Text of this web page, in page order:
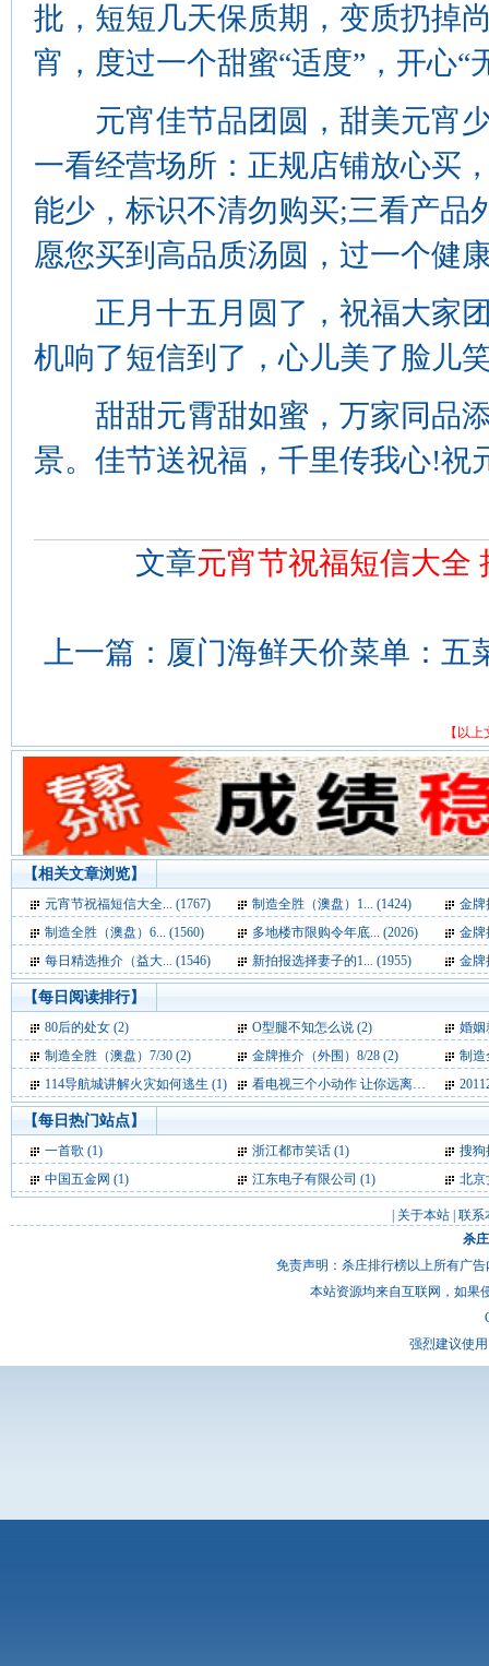
批，短短几天保质期，变质扔掉
宵，度过一个甜蜜“适度”，开心“
元宵佳节品团圆，甜美元宵少
一看经营场所：正规店铺放心买
能少，标识不清勿购买;三看产品
愿您买到高品质汤圆，过一个健
正月十五月圆了，祝福大家团
机响了短信到了，心儿美了脸儿
甜甜元霄甜如蜜，万家同品添
景。佳节送祝福，千里传我心!祝
文章元宵节祝福短信大全
上一篇： 厦门海鲜天价菜单：五
【以
【相关文章浏览】
元宵节祝福短信大全... (1767) 制造全胜（澳盘）1... (1424)
金牌
制造全胜（澳盘）6... (1560)
多地楼市限购令年底... (2026)
金牌
每日精选推介（益大... (1546)
新拍报选择妻子的1... (1955) 金牌
【每日阅读排行】
80后的处女 (2) O型腿不知怎么说 (2)
婚姻
制造全胜（澳盘）7/30 (2)
金牌推介（外围）8/28 (2)
制造
114导航城讲解火灾如何逃生 (1)
看电视三个小动作 让你远离亚健康 (1)
【每日热门站点】
一首歌 (1) 浙江都市笑话 (1)
搜狗
中国五金网 (1) 江东电子有限公司 (1) 北京
关于本站 联系
杀
免责声明：杀庄排行榜以上所有广
本站资源均来自互联网，如果
强烈建议使